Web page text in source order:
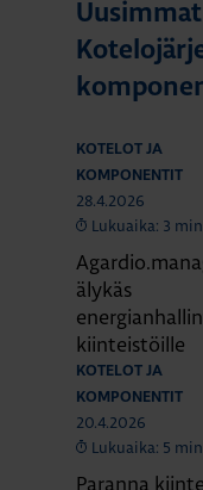
KOTELOT JA
KOMPONENTIT
28.4.2026
Lukuaika: 3 min
älykäs
kiinteistöille
KOTELOT JA
KOMPONENTIT
20.4.2026
Lukuaika: 5 min
Paranna